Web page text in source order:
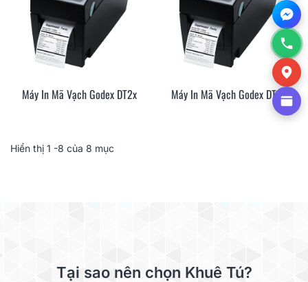
Máy In Mã Vạch Godex DT2x Máy In Mã Vạch Godex DT4x
Hiển thị 1 -8 của 8 mục
Tại sao nên chọn Khuê Tú?